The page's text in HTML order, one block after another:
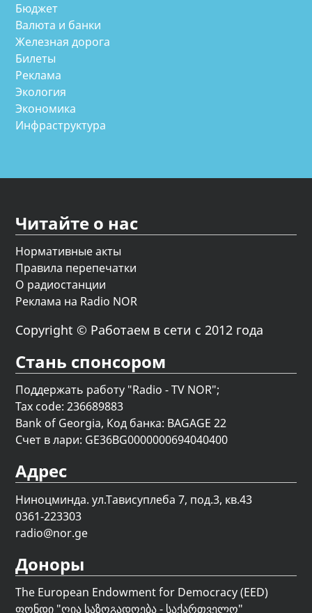
Бюджет
Валюта и банки
Железная дорога
Билеты
Реклама
Экология
Экономика
Инфраструктура
Читайте о нас
Нормативные акты
Правила перепечатки
О радиостанции
Реклама на Radio NOR
Copyright © Работаем в сети с 2012 года
Стань спонсором
Поддержать работу "Radio - TV NOR";
Tax code: 236689883
Bank of Georgia, Код банка: BAGAGE 22
Счет в лари: GE36BG0000000694040400
Адрес
Ниноцминда. ул.Тависуплеба 7, под.3, кв.43
0361-223303
radio@nor.ge
Доноры
The European Endowment for Democracy (EED)
ფონდი "ღია საზოგადოება - საქართველო"